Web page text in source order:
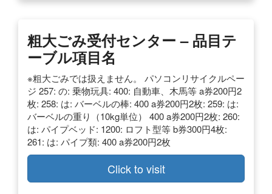
粗大ごみ受付センター – 品目テ
ーブル項目名
※粗大ごみでは扱えません。 パソコンリサイクルペー
ジ 257: の: 乗物玩具: 400: 自動車、木馬等 a券200円2
枚: 258: は: バーベルの棒: 400 a券200円2枚: 259: は:
バーベルの重り（10kg単位） 400 a券200円2枚: 260:
は: パイプベッド: 1200: ロフト型等 b券300円4枚:
261: は: パイプ類: 400 a券200円2枚
Click to visit